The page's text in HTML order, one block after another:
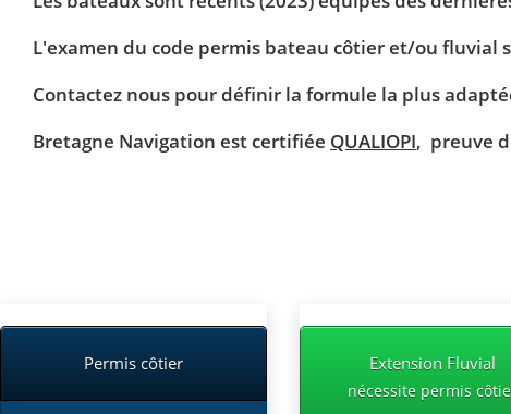
L'examen du code permis bateau côtier et/ou fluvial
Contactez nous pour définir la formule la plus
Bretagne Navigation est certifiée QUALIOPI, preuve
Permis côtier Extension Fluvial
nécessite permis